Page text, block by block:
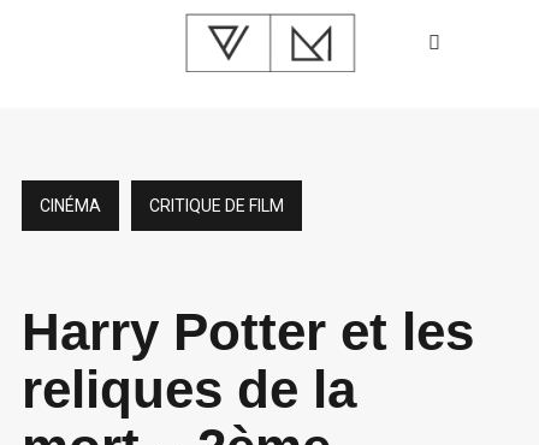
CINÉMA CRITIQUE DE FILM
Harry Potter et les
reliques de la